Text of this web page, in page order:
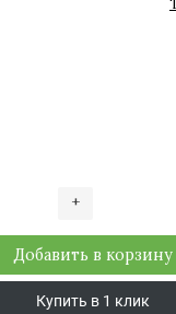
+
Добавить в корзину
Купить в 1 клик